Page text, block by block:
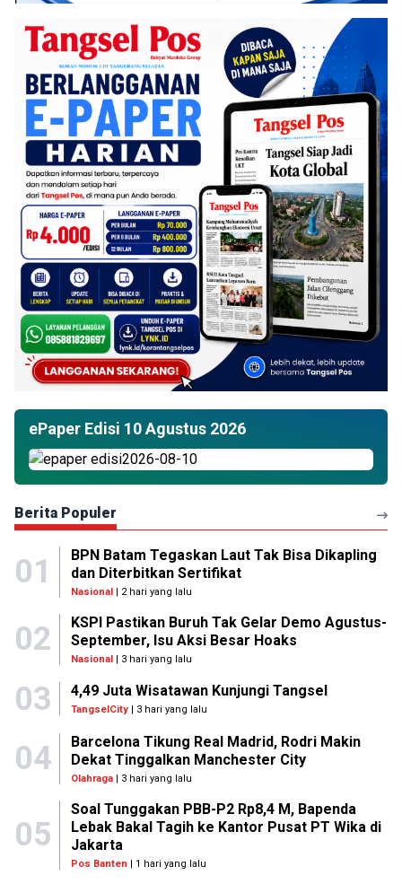
ePaper Edisi 10 Agustus 2026
Berita Populer
01
BPN Batam Tegaskan Laut Tak Bisa Dikapling
dan Diterbitkan Sertifikat
Nasional| 2 hari yang lalu
02
KSPI Pastikan Buruh Tak Gelar Demo Agustus-
September, Isu Aksi Besar Hoaks
Nasional| 3 hari yang lalu
03 4,49 Juta Wisatawan Kunjungi Tangsel
TangselCity | 3 hari yang lalu
04
Barcelona Tikung Real Madrid, Rodri Makin
Dekat Tinggalkan Manchester City
Olahraga| 3 hari yang lalu
05
Soal Tunggakan PBB-P2 Rp8,4 M, Bapenda
Lebak Bakal Tagih ke Kantor Pusat PT Wika di
Jakarta
Pos Banten | 1 hari yang lalu